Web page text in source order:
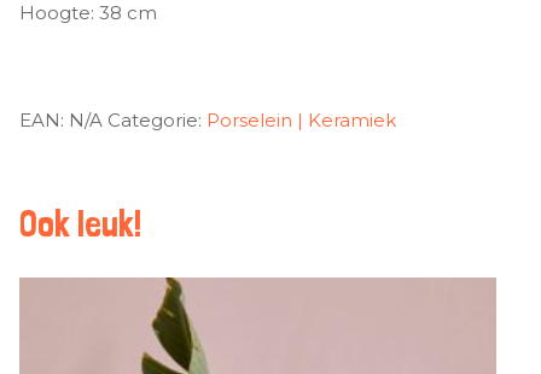
Hoogte: 38 cm
EAN: N/A Categorie: Porselein | Keramiek
Ook leuk!